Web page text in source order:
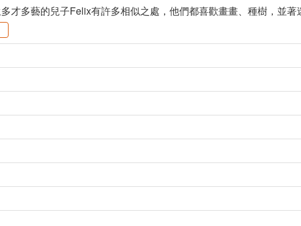
才多藝的兒子Felix有許多相似之處，他們都喜歡畫畫、種樹，並著